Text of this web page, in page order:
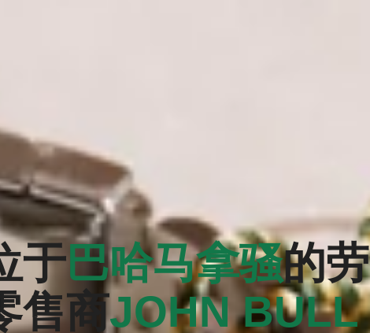
于巴哈马拿骚的劳
售商‭JOHN BULL